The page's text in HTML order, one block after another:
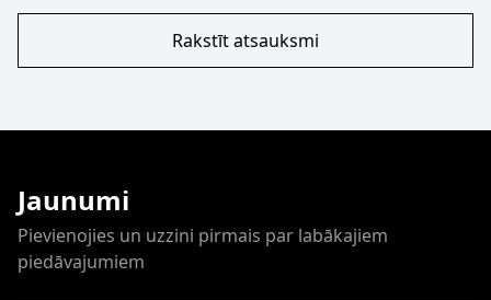
Rakstīt atsauksmi
Jaunumi
Pievienojies un uzzini pirmais par labākajiem
piedāvajumiem